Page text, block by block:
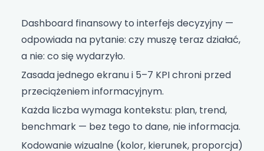
Dashboard finansowy to interfejs decyzyjny —
odpowiada na pytanie: czy muszę teraz działać,
a nie: co się wydarzyło.
Zasada jednego ekranu i 5–7 KPI chroni przed
przeciążeniem informacyjnym.
Każda liczba wymaga kontekstu: plan, trend,
benchmark — bez tego to dane, nie informacja.
Kodowanie wizualne (kolor, kierunek, proporcja)